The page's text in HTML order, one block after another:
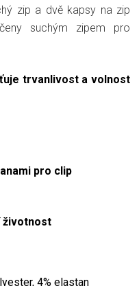
zip a dvě kapsy na zip
suchým zipem pro
trvanlivost a volnost
pro clip
životnost
4% elastan